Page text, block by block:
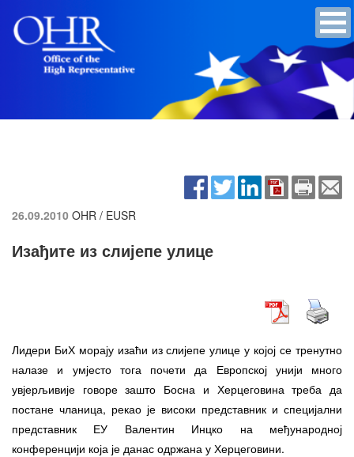
26.09.2010 OHR / EUSR
Изађите из слијепе улице
Лидери БиХ морају изаћи из слијепе улице у којој се тренутно
налазе и умјесто тога почети да Европској унији много
увјерљивије говоре зашто Босна и Херцеговина треба да
постане чланица, рекао је високи представник и специјални
представник ЕУ Валентин Инцко на међународној
конференцији која је данас одржана у Херцеговини.